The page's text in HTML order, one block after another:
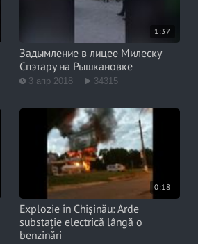
1:37
Задымление в лицее Милеску
Спэтару на Рышкановке
3 апр 2018 34315
0:18
Explozie în Chișinău: Arde
substație electrică lângă o
benzinări